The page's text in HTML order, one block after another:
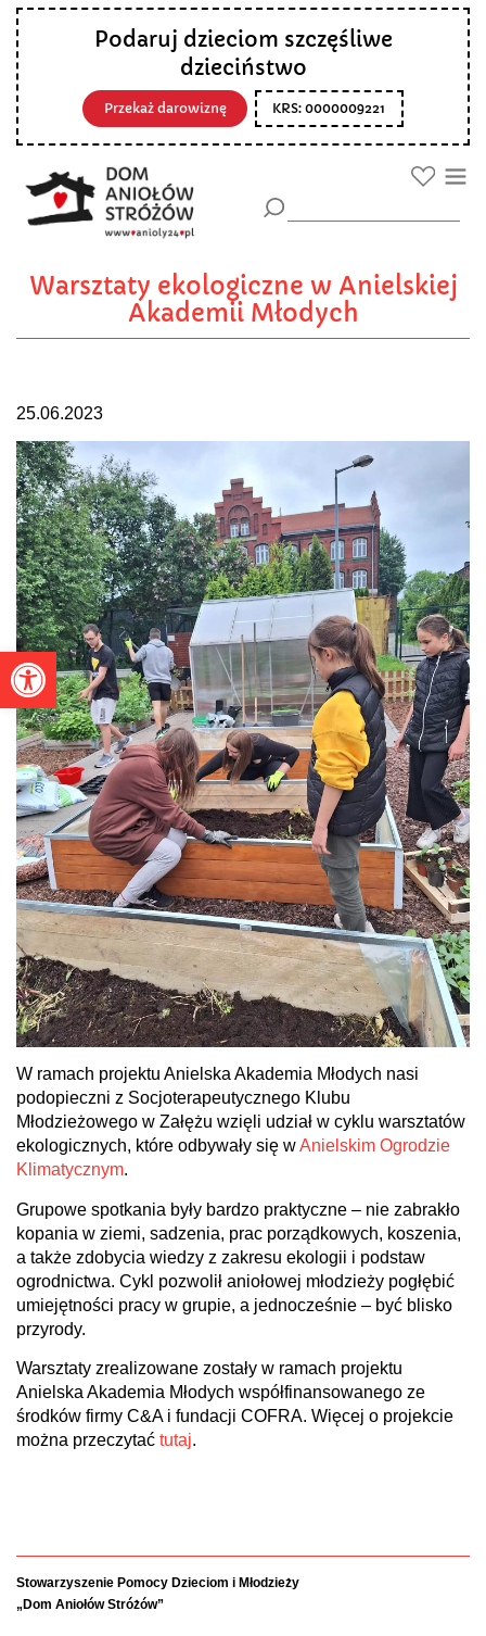
Otwórz pasek narzędzi
Podaruj dzieciom szczęśliwe
dzieciństwo
Przekaż darowiznę KRS: 0000009221
Warsztaty ekologiczne w Anielskiej
Akademii Młodych
25.06.2023
W ramach projektu Anielska Akademia Młodych nasi
podopieczni z Socjoterapeutycznego Klubu
Młodzieżowego w Załężu wzięli udział w cyklu warsztatów
ekologicznych, które odbywały się wAnielskim Ogrodzie
Klimatycznym.
Grupowe spotkania były bardzo praktyczne – nie zabrakło
kopania w ziemi, sadzenia, prac porządkowych, koszenia,
a także zdobycia wiedzy z zakresu ekologii i podstaw
ogrodnictwa. Cykl pozwolił aniołowej młodzieży pogłębić
umiejętności pracy w grupie, a jednocześnie – być blisko
przyrody.
Warsztaty zrealizowane zostały w ramach projektu
Anielska Akademia Młodych współfinansowanego ze
środków firmy C&A i fundacji COFRA. Więcej o projekcie
można przeczytać tutaj.
Stowarzyszenie Pomocy Dzieciom i Młodzieży
„Dom Aniołów Stróżów”